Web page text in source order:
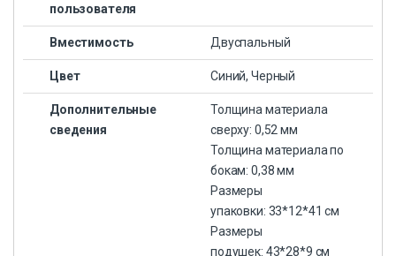
пользователя
Вместимость Двуспальный
Цвет Синий, Черный
Дополнительные
сведения
Толщина материала
сверху: 0,52 мм
Толщина материала по
бокам: 0,38 мм
Размеры
упаковки: 33*12*41 см
Размеры
подушек: 43*28*9 см